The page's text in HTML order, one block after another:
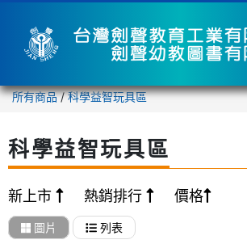
所有商品/科學益智玩具區
科學益智玩具區
新上市 熱銷排行 價格
圖片 列表